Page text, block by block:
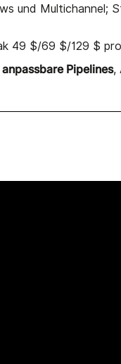
und Multichannel;
49 $/69 $/129 $
anpassbare Pipelines,